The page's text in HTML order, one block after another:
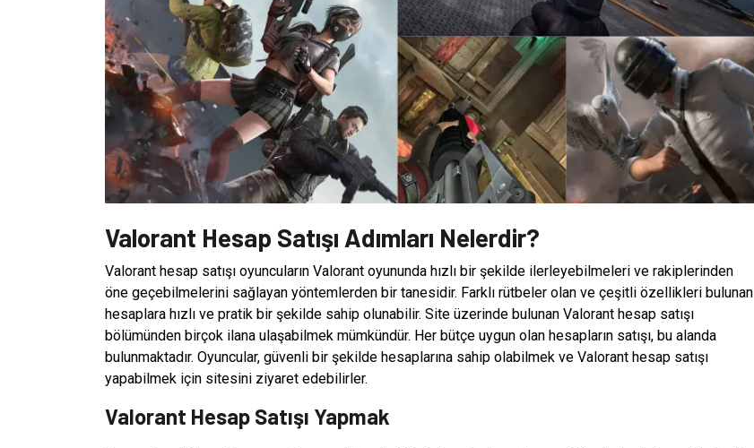
Valorant Hesap Satışı Adımları Nelerdir?
Valorant hesap satışı oyuncuların Valorant oyununda hızlı bir şekilde ilerleyebilmeleri ve rakiplerinden
öne geçebilmelerini sağlayan yöntemlerden bir tanesidir. Farklı rütbeler olan ve çeşitli özellikleri bulunan
hesaplara hızlı ve pratik bir şekilde sahip olunabilir. Site üzerinde bulunan Valorant hesap satışı
bölümünden birçok ilana ulaşabilmek mümkündür. Her bütçe uygun olan hesapların satışı, bu alanda
bulunmaktadır. Oyuncular, güvenli bir şekilde hesaplarına sahip olabilmek ve Valorant hesap satışı
yapabilmek için sitesini ziyaret edebilirler.
Valorant Hesap Satışı Yapmak